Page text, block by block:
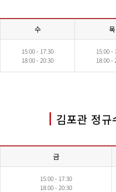
수 목
15:00 - 17:30
18:00 - 20:30
15:00 -
18:00 -
김포관 정규
금
15:00 - 17:30
18:00 - 20:30